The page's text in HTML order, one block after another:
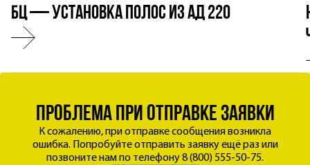
БЦ — установка полос из АД 220
звонок
ОБСУДИМ ВАШУ ЗАДАЧУ
Оставьте контакты - специалист уточнит детали и
предложит подходящее решение.
заявка успешно отправлена
Мы уже обрабатываем заявку и свяжемся с вами
в течение рабочего дня.
проблема при отправке заявки
К сожалению, при отправке сообщения возникла
ошибка. Попробуйте отправить заявку ещё раз или
позвоните нам по телефону 8 (800) 555-50-75.